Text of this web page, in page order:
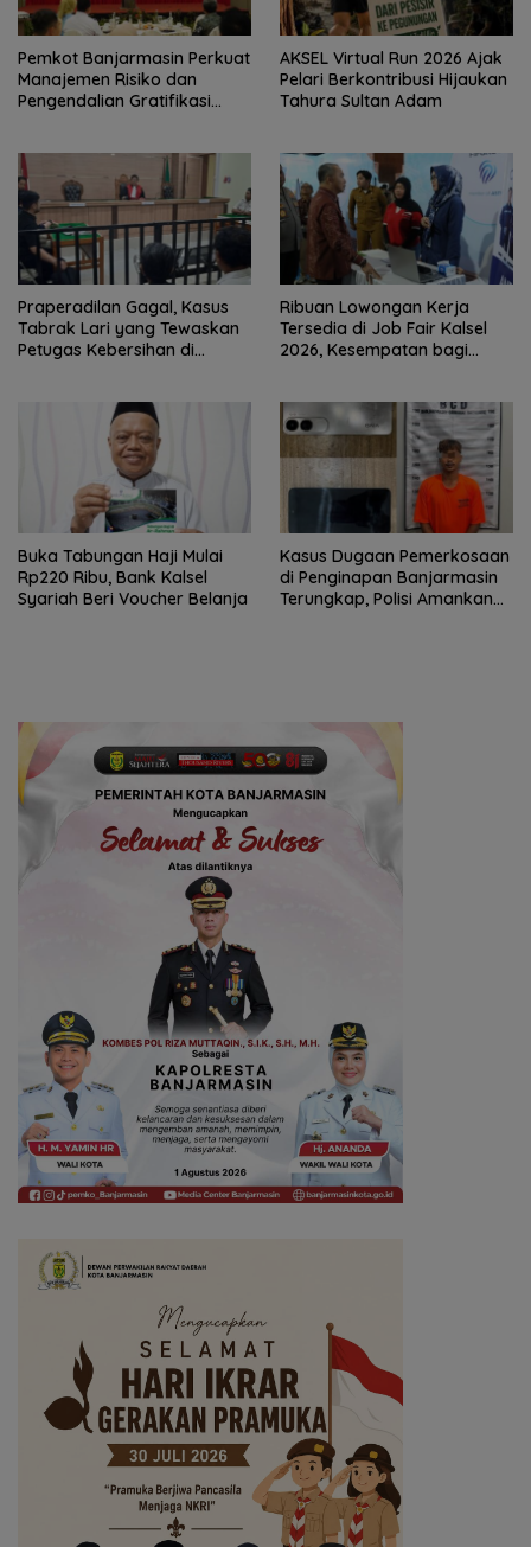
Pemkot Banjarmasin Perkuat
Manajemen Risiko dan
Pengendalian Gratifikasi
AKSEL Virtual Run 2026 Ajak
Pelari Berkontribusi Hijaukan
Tahura Sultan Adam
Praperadilan Gagal, Kasus
Tabrak Lari yang Tewaskan
Petugas Kebersihan di
Ribuan Lowongan Kerja
Tersedia di Job Fair Kalsel
2026, Kesempatan bagi
Buka Tabungan Haji Mulai
Rp220 Ribu, Bank Kalsel
Syariah Beri Voucher Belanja
Kasus Dugaan Pemerkosaan
di Penginapan Banjarmasin
Terungkap, Polisi Amankan